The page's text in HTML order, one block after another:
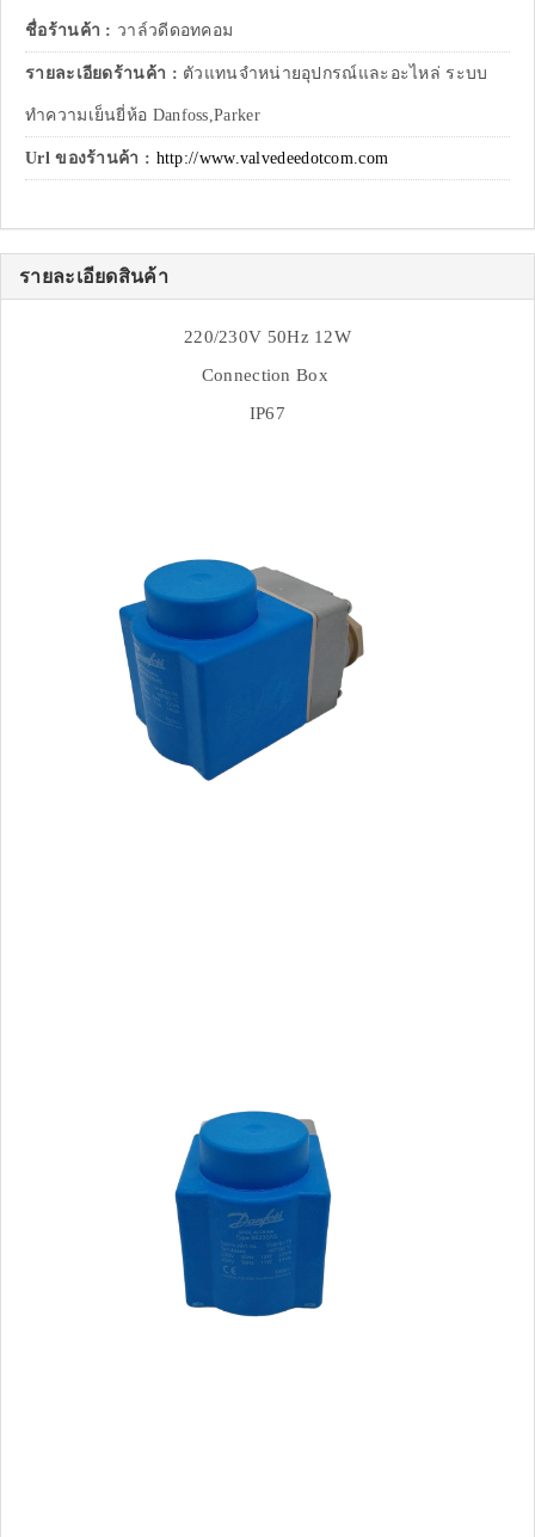
ชื่อร้านค้า : วาล์วดีดอทคอม
รายละเอียดร้านค้า : ตัวแทนจำหน่ายอุปกรณ์และอะไหล่ ระบบ
ทำความเย็นยี่ห้อ Danfoss,Parker
Url ของร้านค้า : http://www.valvedeedotcom.com
รายละเอียดสินค้า
220/230V 50Hz 12W
Connection Box
IP67